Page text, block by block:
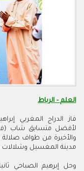
العلم - الرباط
فاز الدراج المغربي
والأخيرة من طواف صلالة
مدينة المغسيل وشلالات
وحل إبرهيم الصباحي